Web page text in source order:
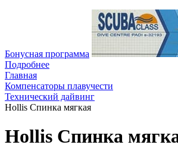
Бонусная программа
Подробнее
Главная
Компенсаторы плавучести
Технический дайвинг
Hollis Спинка мягкая
Hollis Спинка